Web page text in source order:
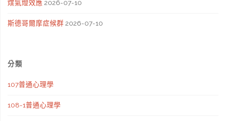
煤氣燈效應 2026-07-10
斯德哥爾摩症候群 2026-07-10
分類
107普通心理學
108-1普通心理學